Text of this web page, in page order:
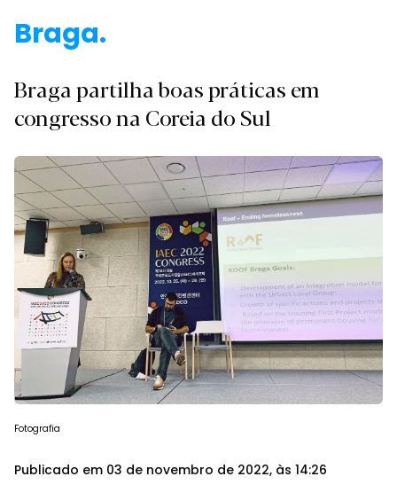
Braga.
Braga partilha boas práticas em
congresso na Coreia do Sul
Fotografia
Publicado em 03 de novembro de 2022, às 14:26